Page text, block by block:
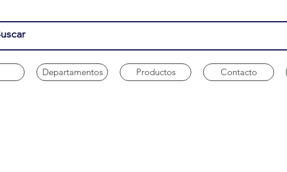
Departamentos Productos Contacto